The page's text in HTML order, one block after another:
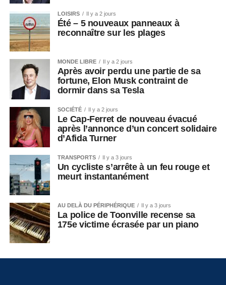
LOISIRS Il y a 2 jours
Été – 5 nouveaux panneaux à
reconnaître sur les plages
MONDE LIBRE Il y a 2 jours
Après avoir perdu une partie de sa
fortune, Elon Musk contraint de
dormir dans sa Tesla
SOCIÉTÉ Il y a 2 jours
Le Cap-Ferret de nouveau évacué
après l’annonce d’un concert solidaire
d’Afida Turner
TRANSPORTS Il y a 3 jours
Un cycliste s’arrête à un feu rouge et
meurt instantanément
AU DELÀ DU PÉRIPHÉRIQUE Il y a 3 jours
La police de Toonville recense sa
175e victime écrasée par un piano